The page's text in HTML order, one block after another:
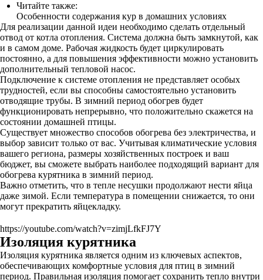
Читайте также:
Особенности содержания кур в домашних условиях
Для реализации данной идеи необходимо сделать отдельный
отвод от котла отопления. Система должна быть замкнутой, как
и в самом доме. Рабочая жидкость будет циркулировать
постоянно, а для повышения эффективности можно установить
дополнительный тепловой насос.
Подключение к системе отопления не представляет особых
трудностей, если вы способны самостоятельно установить
отводящие трубы. В зимний период обогрев будет
функционировать непрерывно, что положительно скажется на
состоянии домашней птицы.
Существует множество способов обогрева без электричества, и
выбор зависит только от вас. Учитывая климатические условия
вашего региона, размеры хозяйственных построек и ваш
бюджет, вы сможете выбрать наиболее подходящий вариант для
обогрева курятника в зимний период.
Важно отметить, что в тепле несушки продолжают нести яйца
даже зимой. Если температура в помещении снижается, то они
могут прекратить яйцекладку.
https://youtube.com/watch?v=zimjLfkFJ7Y
Изоляция курятника
Изоляция курятника является одним из ключевых аспектов,
обеспечивающих комфортные условия для птиц в зимний
период. Правильная изоляция помогает сохранить тепло внутри